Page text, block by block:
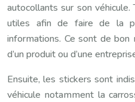
autocollants sur son
utiles afin de faire de la
informations. Ce sont de
d’un produit ou d’une
Ensuite, les stickers sont
véhicule notamment la